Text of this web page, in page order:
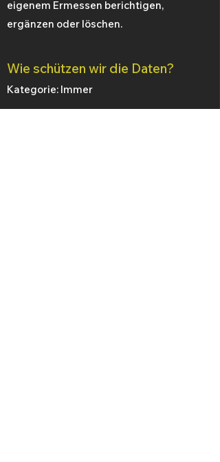
eigenem Ermessen berichtigen,
ergänzen oder löschen.
​Wie schützen wir die Daten?
Kategorie: Immer